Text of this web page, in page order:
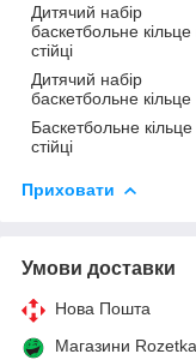
Дитячий набір
баскетбольне кільце
стійці
Дитячий набір
баскетбольне кільце
Баскетбольне
стійці
Приховати
Умови доставки
Нова Пошта
Магазини Rozetka